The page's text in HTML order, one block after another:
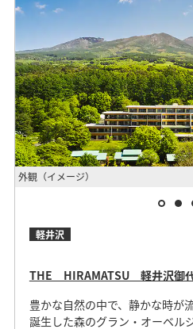
外観（イメージ）
軽井沢
THE HIRAMATSU 軽井沢御
豊かな自然の中で、静かな時が
誕生した森のグラン・オーベル